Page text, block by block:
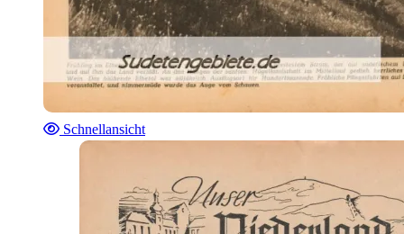
Schnellansicht